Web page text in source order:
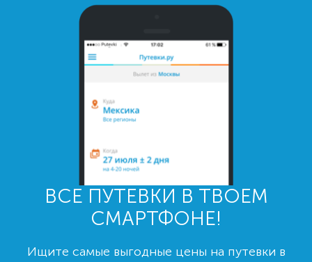
ВСЕ ПУТЕВКИ В ТВОЕМ
СМАРТФОНЕ!
Ищите самые выгодные цены на путевки в